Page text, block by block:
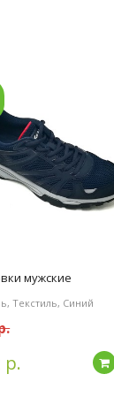
мужские
Текстиль, Синий
р.